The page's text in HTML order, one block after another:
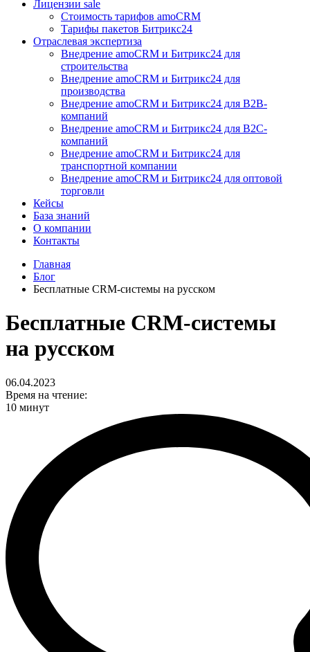
Лицензии sale
Стоимость тарифов amoCRM
Тарифы пакетов Битрикс24
Отраслевая экспертиза
Внедрение amoCRM и Битрикс24 для
строительства
Внедрение amoCRM и Битрикс24 для
производства
Внедрение amoCRM и Битрикс24 для В2В-
компаний
Внедрение amoCRM и Битрикс24 для В2С-
компаний
Внедрение amoCRM и Битрикс24 для
транспортной компании
Внедрение amoCRM и Битрикс24 для оптовой
торговли
Кейсы
База знаний
О компании
Контакты
Главная
Блог
Бесплатные CRM-системы на русском
Бесплатные CRM-системы
на русском
06.04.2023
Время на чтение:
10 минут